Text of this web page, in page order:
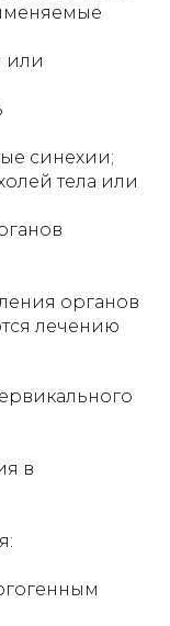
или
синехии;
тела или
органов
лечению
в